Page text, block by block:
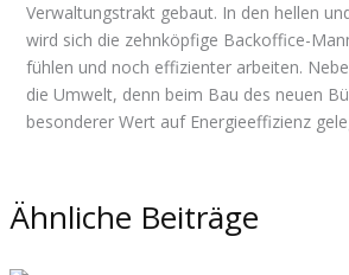
Verwaltungstrakt gebaut. In den hellen
wird sich die zehnköpfige Backoffice-
fühlen und noch effizienter arbeiten.
die Umwelt, denn beim Bau des neuen
besonderer Wert auf Energieeffizienz
Ähnliche Beiträge